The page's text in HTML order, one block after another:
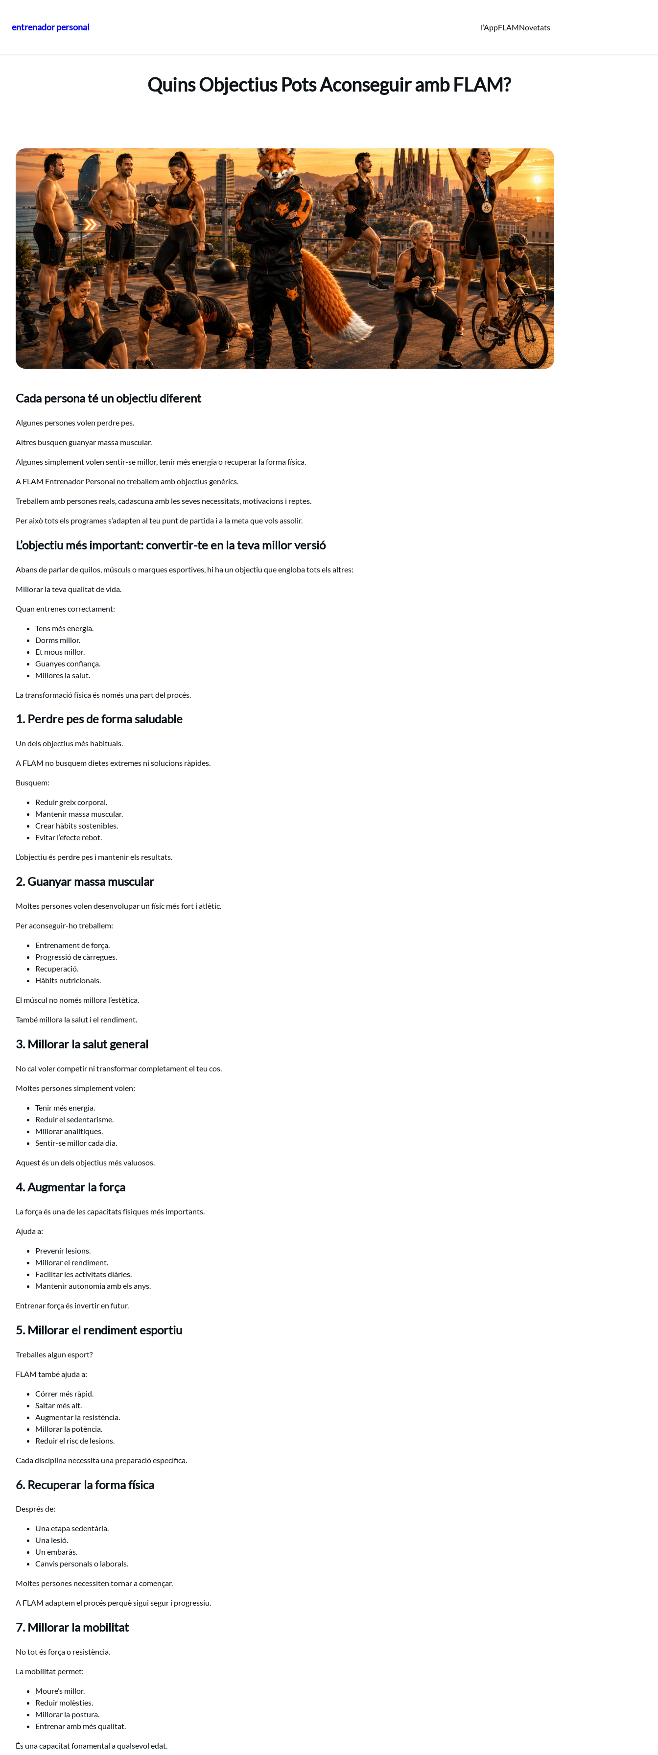
entrenador personal l’AppFLAMNovetats
Quins Objectius Pots Aconseguir amb FLAM?
Cada persona té un objectiu diferent
Algunes persones volen perdre pes.
Altres busquen guanyar massa muscular.
Algunes simplement volen sentir-se millor, tenir més energia o recuperar la forma física.
A FLAM Entrenador Personal no treballem amb objectius genèrics.
Treballem amb persones reals, cadascuna amb les seves necessitats, motivacions i reptes.
Per això tots els programes s’adapten al teu punt de partida i a la meta que vols assolir.
L’objectiu més important: convertir-te en la teva millor versió
Abans de parlar de quilos, músculs o marques esportives, hi ha un objectiu que engloba tots els altres:
Millorar la teva qualitat de vida.
Quan entrenes correctament:
Tens més energia.
Dorms millor.
Et mous millor.
Guanyes confiança.
Millores la salut.
La transformació física és només una part del procés.
1. Perdre pes de forma saludable
Un dels objectius més habituals.
A FLAM no busquem dietes extremes ni solucions ràpides.
Busquem:
Reduir greix corporal.
Mantenir massa muscular.
Crear hàbits sostenibles.
Evitar l’efecte rebot.
L’objectiu és perdre pes i mantenir els resultats.
2. Guanyar massa muscular
Moltes persones volen desenvolupar un físic més fort i atlètic.
Per aconseguir-ho treballem:
Entrenament de força.
Progressió de càrregues.
Recuperació.
Hàbits nutricionals.
El múscul no només millora l’estètica.
També millora la salut i el rendiment.
3. Millorar la salut general
No cal voler competir ni transformar completament el teu cos.
Moltes persones simplement volen:
Tenir més energia.
Reduir el sedentarisme.
Millorar analítiques.
Sentir-se millor cada dia.
Aquest és un dels objectius més valuosos.
4. Augmentar la força
La força és una de les capacitats físiques més importants.
Ajuda a:
Prevenir lesions.
Millorar el rendiment.
Facilitar les activitats diàries.
Mantenir autonomia amb els anys.
Entrenar força és invertir en futur.
5. Millorar el rendiment esportiu
Treballes algun esport?
FLAM també ajuda a:
Córrer més ràpid.
Saltar més alt.
Augmentar la resistència.
Millorar la potència.
Reduir el risc de lesions.
Cada disciplina necessita una preparació específica.
6. Recuperar la forma física
Després de:
Una etapa sedentària.
Una lesió.
Un embaràs.
Canvis personals o laborals.
Moltes persones necessiten tornar a començar.
A FLAM adaptem el procés perquè sigui segur i progressiu.
7. Millorar la mobilitat
No tot és força o resistència.
La mobilitat permet:
Moure’s millor.
Reduir molèsties.
Millorar la postura.
Entrenar amb més qualitat.
És una capacitat fonamental a qualsevol edat.